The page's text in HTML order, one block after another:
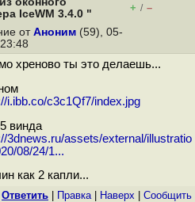
IceWM 3.4.0 "
+ / –
от Аноним (59), 05-
хреново ты это делаешь...
i.ibb.co/c3c1Qf7/index.jpg
винда
3dnews.ru/assets/external/illustratio
08/24/1...
как 2 капли...
Ответить Правка| Наверх
Cообщить